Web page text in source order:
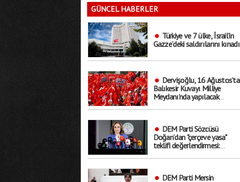
GÜNCEL HABERLER
Türkiye ve 7 ülke, İsrail’in
Gazze’deki saldırılarını kınadı
Dervişoğlu, 16 Ağustos’ta
Balıkesir Kuvayı Milliye
Meydanı’nda yapılacak
DEM Parti Sözcüsü
Doğan’dan "çerçeve yasa"
teklifi değerlendirmesi:
DEM Parti Mersin